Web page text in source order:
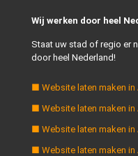
Wij werken door heel
Staat uw stad of regio er
door heel Nederland!
■ Website laten maken in
■ Website laten maken in
■ Website laten maken
■ Website laten maken in